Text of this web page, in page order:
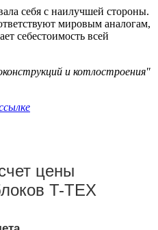
себя с наилучшей стороны.
мировым аналогам,
себестоимость всей
и котлостроения"
цены
T-TEX